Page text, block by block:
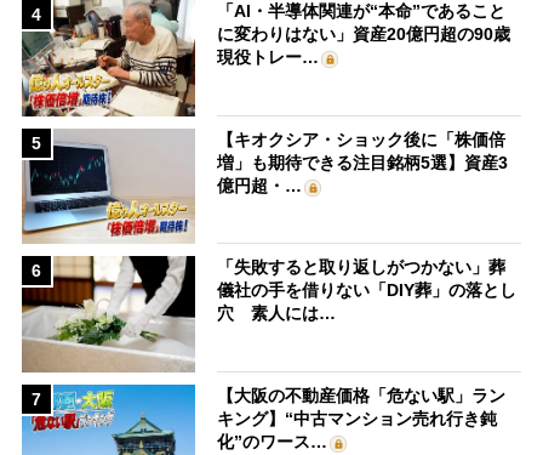
4
「AI・半導体関連が“本命”であること
に変わりはない」資産20億円超の90歳
現役トレー…
5
【キオクシア・ショック後に「株価倍
増」も期待できる注目銘柄5選】資産3
億円超・…
6
「失敗すると取り返しがつかない」葬
儀社の手を借りない「DIY葬」の落とし
穴 素人には…
7
【大阪の不動産価格「危ない駅」ラン
キング】“中古マンション売れ行き鈍
化”のワース…